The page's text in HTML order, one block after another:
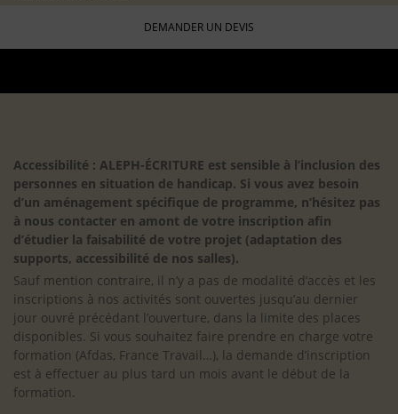
DEMANDER UN DEVIS
Accessibilité : ALEPH-ÉCRITURE est sensible à l’inclusion des
personnes en situation de handicap. Si vous avez besoin
d’un aménagement spécifique de programme, n’hésitez pas
à nous contacter en amont de votre inscription afin
d’étudier la faisabilité de votre projet (adaptation des
supports, accessibilité de nos salles).
Sauf mention contraire, il n’y a pas de modalité d’accès et les
inscriptions à nos activités sont ouvertes jusqu’au dernier
jour ouvré précédant l’ouverture, dans la limite des places
disponibles. Si vous souhaitez faire prendre en charge votre
formation (Afdas, France Travail…), la demande d’inscription
est à effectuer au plus tard un mois avant le début de la
formation.